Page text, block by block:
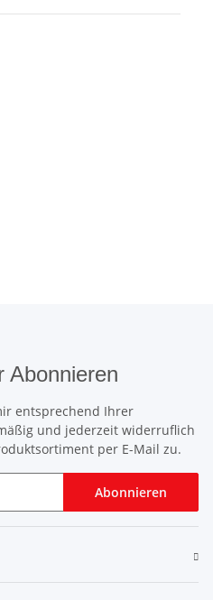
Abonnieren
entsprechend Ihrer
und jederzeit widerruflich
per E-Mail zu.
Abonnieren